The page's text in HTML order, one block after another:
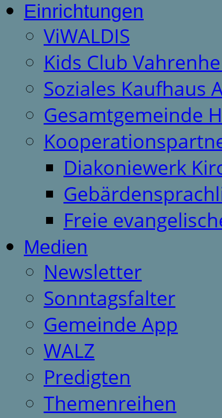
Einrichtungen
ViWALDIS
Kids Club
Soziales Kaufhaus
Gesamtgemeinde
Diakoniewerk
Freie
Medien
Newsletter
Sonntagsfalter
Gemeinde App
WALZ
Predigten
Themenreihen